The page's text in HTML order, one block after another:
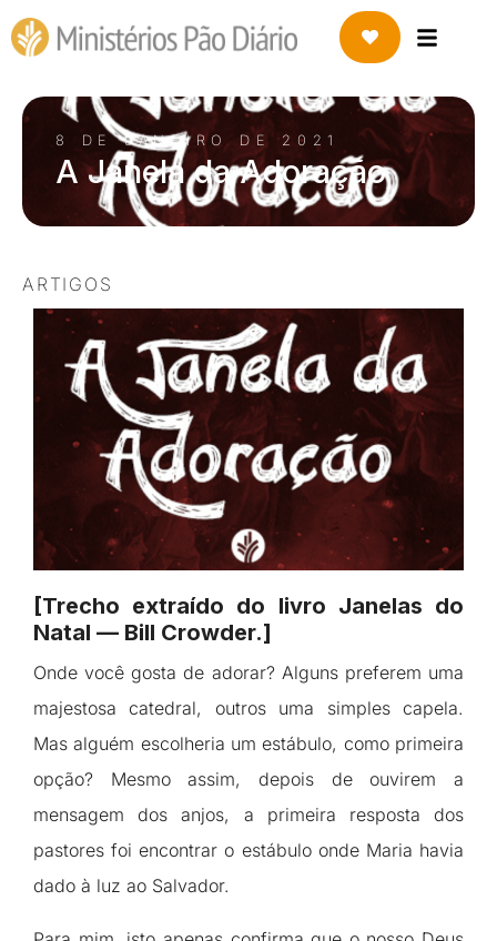
8 DE JANEIRO DE 2021
A Janela da Adoração
ARTIGOS
[Trecho extraído do livro Janelas do
Natal — Bill Crowder.]
Onde você gosta de adorar? Alguns preferem uma
majestosa catedral, outros uma simples capela.
Mas alguém escolheria um estábulo, como primeira
opção? Mesmo assim, depois de ouvirem a
mensagem dos anjos, a primeira resposta dos
pastores foi encontrar o estábulo onde Maria havia
dado à luz ao Salvador.